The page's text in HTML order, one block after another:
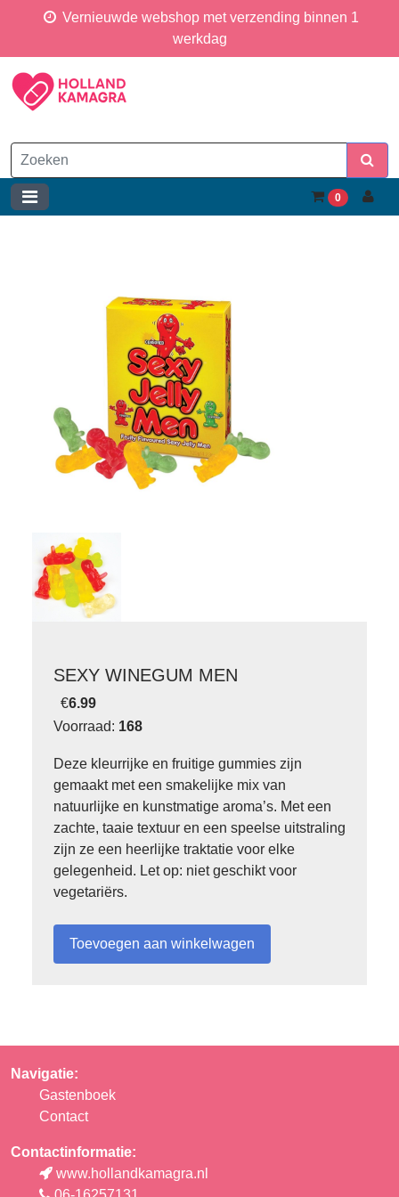
Vernieuwde webshop met verzending binnen 1
werkdag
0
SEXY WINEGUM MEN
€6.99
Voorraad: 168
Deze kleurrijke en fruitige gummies zijn
gemaakt met een smakelijke mix van
natuurlijke en kunstmatige aroma’s. Met een
zachte, taaie textuur en een speelse uitstraling
zijn ze een heerlijke traktatie voor elke
gelegenheid. Let op: niet geschikt voor
vegetariërs.
Navigatie:
Gastenboek
Contact
Contactinformatie:
www.hollandkamagra.nl